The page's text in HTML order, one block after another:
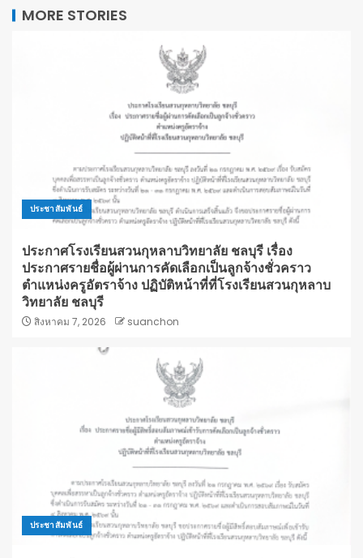
MORE STORIES
ประชาสัมพันธ์
ประกาศโรงเรียนสวนกุหลาบวิทยาลัย ชลบุรี เรื่อง
ประกาศรายชื่อผู้ผ่านการคัดเลือกเป็นลูกจ้างชั่วคราว
ตำแหน่งครูอัตราจ้าง ปฏิบัติหน้าที่ที่โรงเรียนสวนกุหลาบ
วิทยาลัย ชลบุรี
สิงหาคม 7, 2026 suanchon
ประชาสัมพันธ์